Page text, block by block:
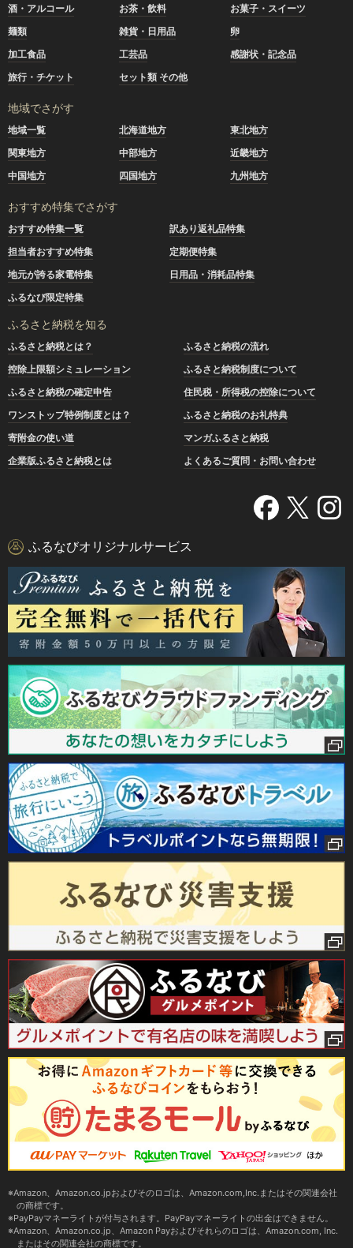
酒・アルコール
お茶・飲料
お菓子・スイーツ
麺類
雑貨・日用品
卵
加工食品
工芸品
感謝状・記念品
旅行・チケット
セット類 その他
地域でさがす
地域一覧 北海道地方
東北地方
関東地方
中部地方
近畿地方
中国地方
四国地方 九州地方
おすすめ特集でさがす
おすすめ特集一覧
訳あり返礼品特集
担当者おすすめ特集
定期便特集
地元が誇る家電特集
日用品・消耗品特集
ふるなび限定特集
ふるさと納税を知る
ふるさと納税とは？
ふるさと納税の流れ
控除上限額シミュレーション
ふるさと納税制度について
ふるさと納税の確定申告
住民税・所得税の控除について
ワンストップ特例制度とは？
ふるさと納税のお礼特典
寄附金の使い道
マンガふるさと納税
企業版ふるさと納税とは
よくあるご質問・お問い合わせ
ふるなびオリジナルサービス
Amazon、Amazon.co.jpおよびそのロゴは、Amazon.com,Inc.またはその関連会社
の商標です。
PayPayマネーライトが付与されます。PayPayマネーライトの出金はできません。
Amazon、Amazon.co.jp、Amazon Payおよびそれらのロゴは、Amazon.com, Inc.
またはその関連会社の商標です。